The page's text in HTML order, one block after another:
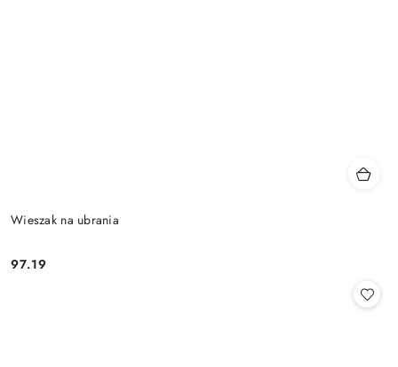
Wieszak na ubrania
Cena:
97.19